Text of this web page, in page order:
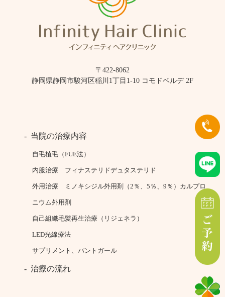
〒422-8062
静岡県静岡市駿河区稲川1丁目1-10 コモドベルデ 2F
当院の治療内容
自毛植毛（FUE法）
内服治療 フィナステリドデュタステリド
外用治療 ミノキシジル外用剤（2％、5％、9％）カルプロ
ニウム外用剤
自己組織毛髪再生治療（リジェネラ）
LED光線療法
サプリメント、パントガール
治療の流れ